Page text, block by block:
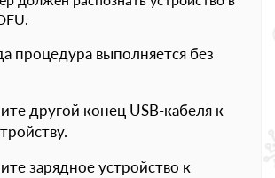
процедура выполняется без
другой конец USB-кабеля к
зарядное устройство к